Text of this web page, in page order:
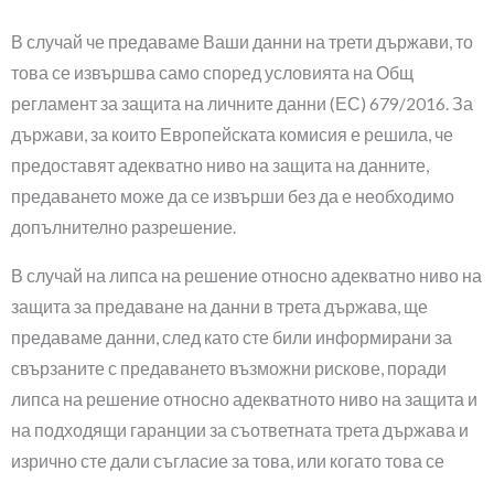
В случай че предаваме Ваши данни на трети държави, то
това се извършва само според условията на Общ
регламент за защита на личните данни (ЕС) 679/2016. За
държави, за които Европейската комисия е решила, че
предоставят адекватно ниво на защита на данните,
предаването може да се извърши без да е необходимо
допълнително разрешение.
В случай на липса на решение относно адекватно ниво на
защита за предаване на данни в трета държава, ще
предаваме данни, след като сте били информирани за
свързаните с предаването възможни рискове, поради
липса на решение относно адекватното ниво на защита и
на подходящи гаранции за съответната трета държава и
изрично сте дали съгласие за това, или когато това се